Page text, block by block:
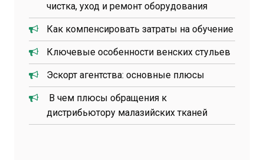
чистка, уход и ремонт оборудования
Как компенсировать затраты на обучение
Ключевые особенности венских стульев
Эскорт агентства: основные плюсы
В чем плюсы обращения к
дистрибьютору малазийских тканей